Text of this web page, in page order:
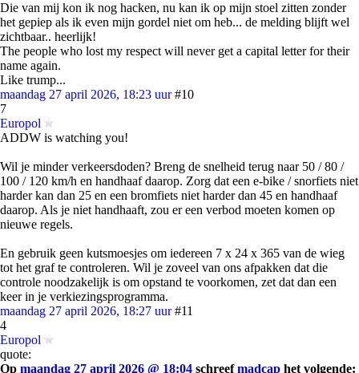
Die van mij kon ik nog hacken, nu kan ik op mijn stoel zitten zonder
het gepiep als ik even mijn gordel niet om heb... de melding blijft wel
zichtbaar.. heerlijk!
The people who lost my respect will never get a capital letter for their
name again.
Like trump...
maandag 27 april 2026, 18:23 uur #10
7
Europol
ADDW is watching you!
Wil je minder verkeersdoden? Breng de snelheid terug naar 50 / 80 /
100 / 120 km/h en handhaaf daarop. Zorg dat een e-bike / snorfiets niet
harder kan dan 25 en een bromfiets niet harder dan 45 en handhaaf
daarop. Als je niet handhaaft, zou er een verbod moeten komen op
nieuwe regels.
En gebruik geen kutsmoesjes om iedereen 7 x 24 x 365 van de wieg
tot het graf te controleren. Wil je zoveel van ons afpakken dat die
controle noodzakelijk is om opstand te voorkomen, zet dat dan een
keer in je verkiezingsprogramma.
maandag 27 april 2026, 18:27 uur #11
4
Europol
quote:
Op maandag 27 april 2026 @ 18:04 schreefmadcap het volgende: